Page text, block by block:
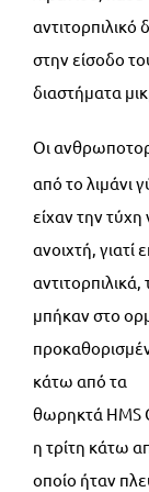
αντιτορπιλικό
στην είσοδο
διαστήματα
Οι
από το λιμάνι
είχαν την
ανοιχτή, γιατί
μπήκαν στο
κάτω από τα
θωρηκτά HMS
η τρίτη κάτω
οποίο ήταν